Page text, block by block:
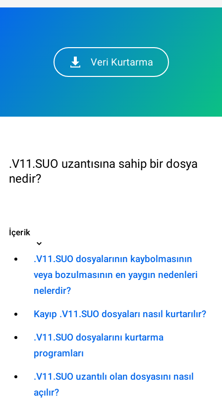
Veri Kurtarma
.V11.SUO uzantısına sahip bir dosya
nedir?
İçerik
.V11.SUO dosyalarının kaybolmasının
veya bozulmasının en yaygın nedenleri
nelerdir?
Kayıp .V11.SUO dosyaları nasıl kurtarılır?
.V11.SUO dosyalarını kurtarma
programları
.V11.SUO uzantılı olan dosyasını nasıl
açılır?